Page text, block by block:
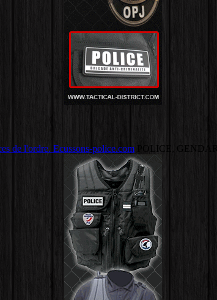
de l'ordre. Ecussons-police.com POLICE,